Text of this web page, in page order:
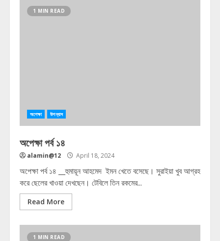
1 MIN READ
অপেক্ষা উপন্যাস
অপেক্ষা পর্ব ১৪
alamin@12 April 18, 2024
অপেক্ষা পর্ব ১৪ __হুমায়ূন আহমেদ ইমন খেতে বসেছে। সুরাইয়া খুব আগ্রহ
করে ছেলের খাওয়া দেখছেন। টেবিলে তিন রকমের...
Read More
1 MIN READ